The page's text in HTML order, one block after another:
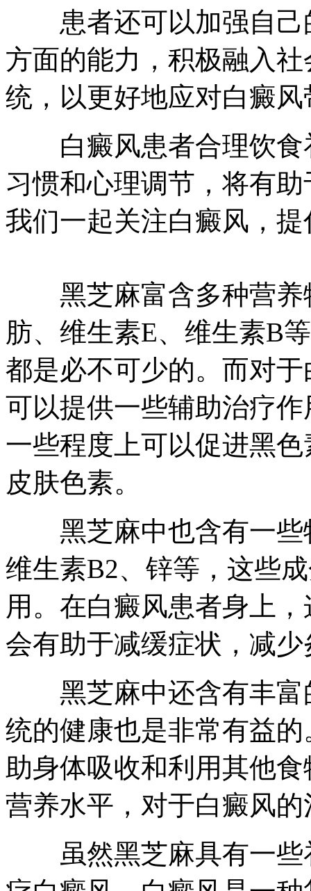
患者还可以加强自己
方面的能力，积极融入
统，以更好地应对白癜
白癜风患者合理饮食
习惯和心理调节，将有
我们一起关注白癜风，
黑芝麻富含多种营养
肪、维生素E、维生素B
都是必不可少的。而对
可以提供一些辅助治疗
一些程度上可以促进黑
皮肤色素。
黑芝麻中也含有一些
维生素B2、锌等，这些
用。在白癜风患者身上
会有助于减缓症状，减
黑芝麻中还含有丰富
统的健康也是非常有益
助身体吸收和利用其他
营养水平，对于白癜风
虽然黑芝麻具有一些